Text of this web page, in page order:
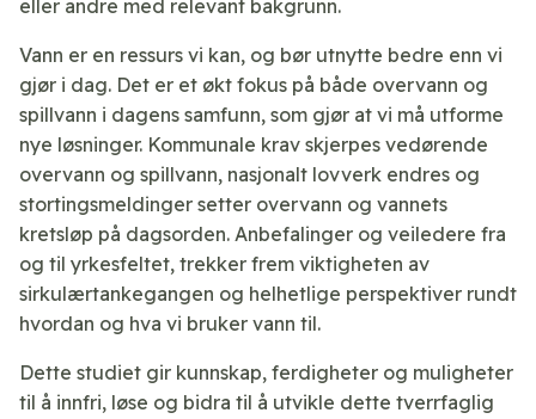
eller andre med relevant bakgrunn.
Vann er en ressurs vi kan, og bør utnytte bedre enn vi
gjør i dag. Det er et økt fokus på både overvann og
spillvann i dagens samfunn, som gjør at vi må utforme
nye løsninger. Kommunale krav skjerpes vedørende
overvann og spillvann, nasjonalt lovverk endres og
stortingsmeldinger setter overvann og vannets
kretsløp på dagsorden. Anbefalinger og veiledere fra
og til yrkesfeltet, trekker frem viktigheten av
sirkulærtankegangen og helhetlige perspektiver rundt
hvordan og hva vi bruker vann til.
Dette studiet gir kunnskap, ferdigheter og muligheter
til å innfri, løse og bidra til å utvikle dette tverrfaglig